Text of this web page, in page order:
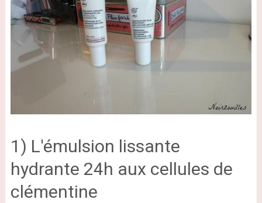
1) L'émulsion lissante
hydrante 24h aux cellules de
clémentine